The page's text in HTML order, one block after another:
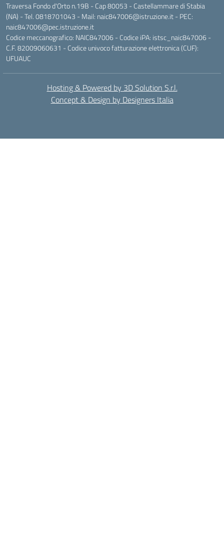
Traversa Fondo d'Orto n.19B - Cap 80053 - Castellammare di Stabia
(NA) - Tel. 0818701043 - Mail: naic847006@istruzione.it - PEC:
naic847006@pec.istruzione.it
Codice meccanografico: NAIC847006 - Codice iPA: istsc_naic847006 -
C.F. 82009060631 - Codice univoco fatturazione elettronica (CUF):
UFUAUC
Hosting & Powered by 3D Solution S.r.l.
Concept & Design by Designers Italia